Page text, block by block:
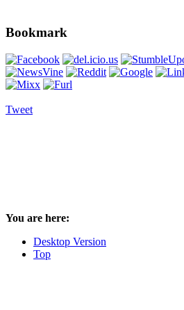
Bookmark
Tweet
You are here:
Desktop Version
Top